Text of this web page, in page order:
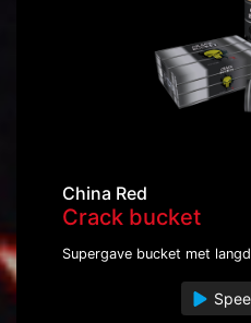
China Red
Crack bucket
Supergave bucket met